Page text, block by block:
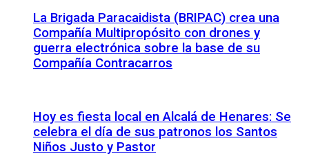
La Brigada Paracaidista (BRIPAC) crea una
Compañía Multipropósito con drones y
guerra electrónica sobre la base de su
Compañía Contracarros
Hoy es fiesta local en Alcalá de Henares: Se
celebra el día de sus patronos los Santos
Niños Justo y Pastor